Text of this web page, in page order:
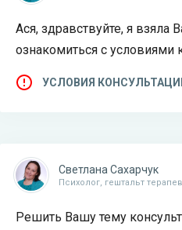
Ася, здравствуйте, я взяла
ознакомиться с условиями
УСЛОВИЯ
Светлана Сахарчук
Психолог, гештальт
Решить Вашу тему